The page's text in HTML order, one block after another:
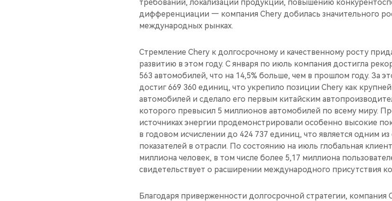
требований, локализации продукции, повышению
дифференциации — компания Chery добилась значительного
международных рынках.
Стремление Chery к долгосрочному и качественному росту
развитию в этом году. С января по июль компания достигла
563 автомобилей, что на 14,5% больше, чем в прошлом году. За
достиг 669 360 единиц, что укрепило позиции Chery как
автомобилей и сделало его первым китайским
которого превысил 5 миллионов автомобилей по всему миру.
источниках энергии продемонстрировали особенно высокие
в годовом исчислении до 424 737 единиц, что является одним
показателей в отрасли. По состоянию на июль глобальная
миллиона человек, в том числе более 5,17 миллиона
свидетельствует о расширении международного присутствия
Благодаря приверженности долгосрочной стратегии, компания